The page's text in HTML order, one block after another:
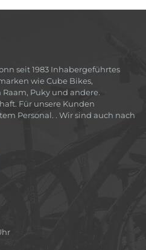
seit 1983 Inhabergeführtes
wie Cube Bikes,
Raam, Puky und andere.
Für unsere Kunden
Personal. . Wir sind auch nach